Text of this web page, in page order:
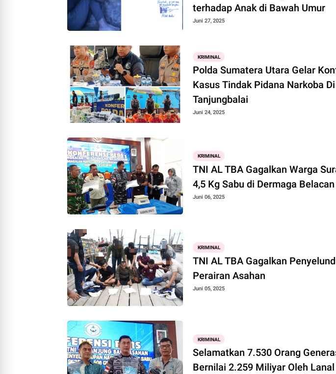
terhadap Anak di Bawah Umur
Juni 27, 2025
KRIMINAL
Polda Sumatera Utara Gelar
Kasus Tindak Pidana Narkoba Di Mako Sat Pol Airud
Tanjungbalai
Juni 24, 2025
KRIMINAL
TNI AL TBA Gagalkan Warga
4,5 Kg Sabu di Dermaga Belacan
Juni 06, 2025
KRIMINAL
TNI AL TBA Gagalkan
Perairan Asahan
Juni 05, 2025
KRIMINAL
Selamatkan 7.530 Orang
Bernilai 2.259 Miliyar Oleh